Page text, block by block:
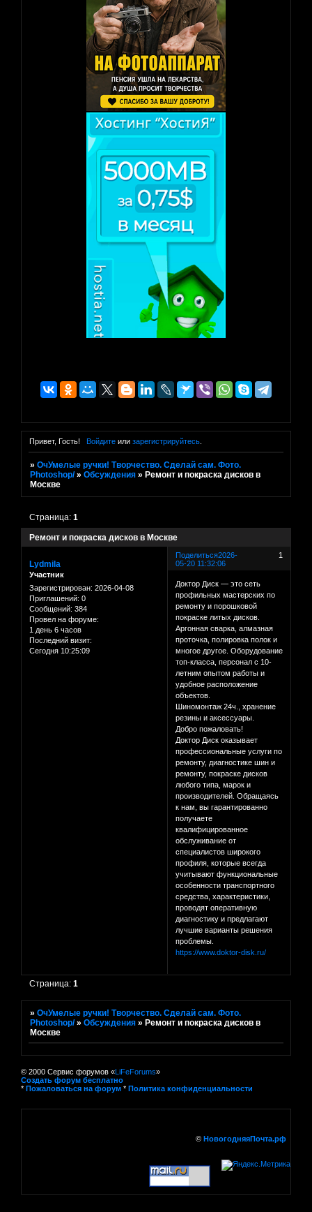
Привет, Гость! Войдитеили зарегистрируйтесь.
»ОчУмелые ручки! Творчество. Сделай сам. Фото.
Photoshop/ »Обсуждения » Ремонт и покраска дисков в
Москве
Ремонт и покраска дисков в Москве
Страница:1
Поделиться 1
2026-
05-20 11:32:06
Lydmila
Участник
Зарегистрирован: 2026-04-08
Приглашений: 0
Сообщений: 384
Провел на форуме:
1 день 6 часов
Последний визит:
Сегодня 10:25:09
Доктор Диск — это сеть
профильных мастерских по
ремонту и порошковой
покраске литых дисков.
Аргонная сварка, алмазная
проточка, полировка полок и
многое другое. Оборудование
топ-класса, персонал с 10-
летним опытом работы и
удобное расположение
объектов.
Шиномонтаж 24ч., хранение
резины и аксессуары.
Добро пожаловать!
Доктор Диск оказывает
профессиональные услуги по
ремонту, диагностике шин и
ремонту, покраске дисков
любого типа, марок и
производителей. Обращаясь
к нам, вы гарантированно
получаете
квалифицированное
обслуживание от
специалистов широкого
профиля, которые всегда
учитывают функциональные
особенности транспортного
средства, характеристики,
проводят оперативную
диагностику и предлагают
лучшие варианты решения
проблемы.
https://www.doktor-disk.ru/
Страница:1
»ОчУмелые ручки! Творчество. Сделай сам. Фото.
Photoshop/ »Обсуждения »Ремонт и покраска дисков в
Москве
© 2000 Сервис форумов «LiFeForums»
Создать форум бесплатно
* Пожаловаться на форум * Политика конфиденциальности
© НовогодняяПочта.рф